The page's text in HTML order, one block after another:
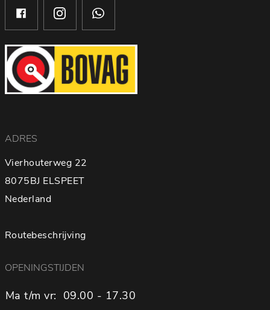
ADRES
Vierhouterweg 22
8075BJ ELSPEET
Nederland
Routebeschrijving
OPENINGSTIJDEN
Ma t/m vr: 09.00 - 17.30